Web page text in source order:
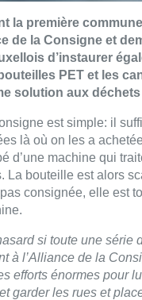
la première
de la Consigne et
d’instaurer
PET et les
solution aux
est simple: il
là où on les a
d’une machine qui
La bouteille est alors
consignée, elle est
si toute une série
à l’Alliance de la
efforts énormes pour
garder les rues et